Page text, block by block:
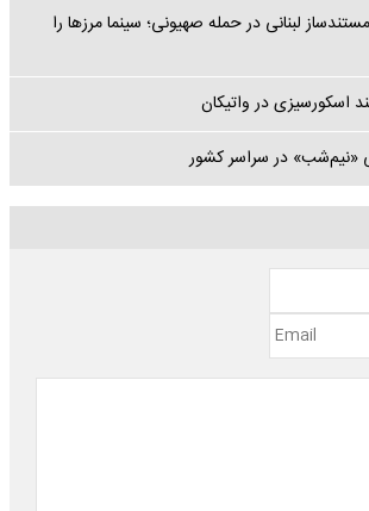
لبنانی در حمله صهیونی؛ سینما مرزها را
در واتیکان
«نیم‌شب» در سراسر کشور